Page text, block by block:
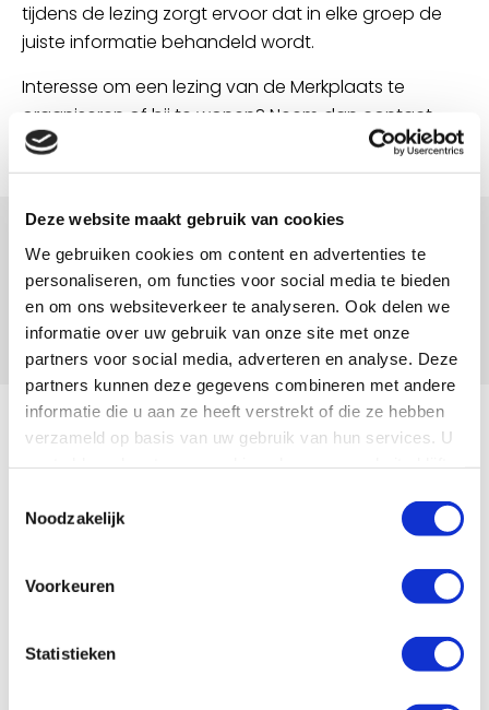
Deze website maakt gebruik van cookies
We gebruiken cookies om content en advertenties te
personaliseren, om functies voor social media te bieden
en om ons websiteverkeer te analyseren. Ook delen we
informatie over uw gebruik van onze site met onze
partners voor social media, adverteren en analyse. Deze
partners kunnen deze gegevens combineren met andere
informatie die u aan ze heeft verstrekt of die ze hebben
verzameld op basis van uw gebruik van hun services. U
Noodzakelijk
Voorkeuren
Statistieken
tijdens de lezing zorgt ervoor dat in elke groep de
juiste informatie behandeld wordt.
Interesse om een lezing van de Merkplaats te
organiseren of bij te wonen? Neem dan contact
met ons op.
Duidelijk in wat ze doen. Geven goede adviezen.
Jan-Paul Huiskamp